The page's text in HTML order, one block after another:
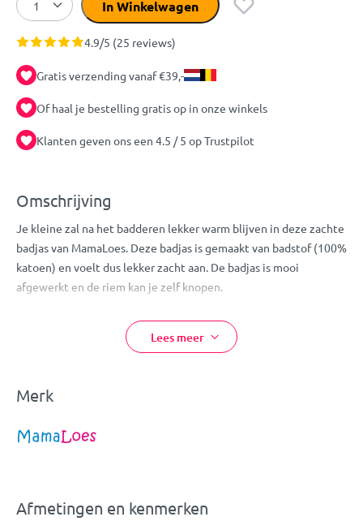
In Winkelwagen
4.9/5 (25 reviews)
Gratis verzending vanaf €39,-
Of haal je bestelling gratis op in onze winkels
Klanten geven ons een 4.5 / 5 op Trustpilot
Omschrijving
Je kleine zal na het badderen lekker warm blijven in deze zachte
badjas van MamaLoes. Deze badjas is gemaakt van badstof (100%
katoen) en voelt dus lekker zacht aan. De badjas is mooi
afgewerkt en de riem kan je zelf knopen.
vies geworden? Hij mag gewassen worden op 40ºC in de
wasmachine en daarnaast is de badjas geschikt voor in de droger
Eigenschappen:
MamaLoes Badstof Badjas
Materiaal: 100% katoen
Lees meer
Merk
Afmetingen en kenmerken